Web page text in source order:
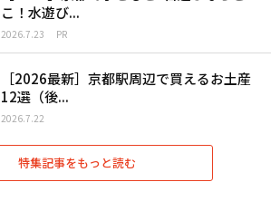
こ！水遊び...
2026.7.23 PR
［2026最新］京都駅周辺で買えるお土産
12選（後...
2026.7.22
特集記事をもっと読む